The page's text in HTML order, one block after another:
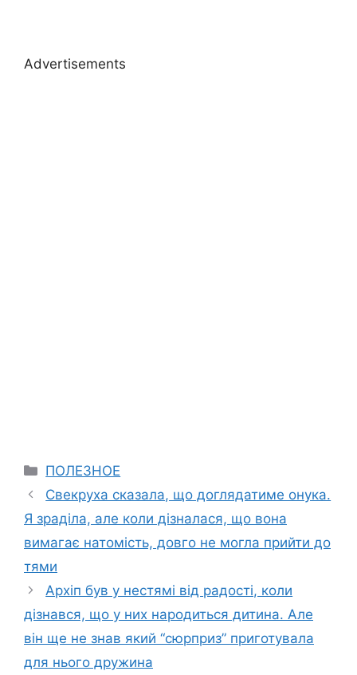
Advertisements
Categories
ПОЛЕЗНОЕ
Свекруха сказала, що доглядатиме онука.
Я зраділа, але коли дізналася, що вона
вимагає натомість, довго не могла прийти до
тями
Архіп був у нестямі від радості, коли
дізнався, що у них народиться дитина. Але
він ще не знав який “сюрприз” приготувала
для нього дружина